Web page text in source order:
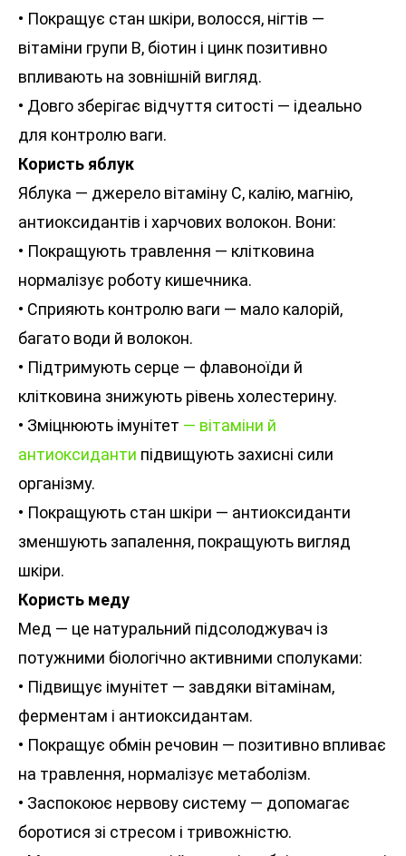
• Покращує стан шкіри, волосся, нігтів —
вітаміни групи В, біотин і цинк позитивно
впливають на зовнішній вигляд.
• Довго зберігає відчуття ситості — ідеально
для контролю ваги.
Користь яблук
Яблука — джерело вітаміну С, калію, магнію,
антиоксидантів і харчових волокон. Вони:
• Покращують травлення — клітковина
нормалізує роботу кишечника.
• Сприяють контролю ваги — мало калорій,
багато води й волокон.
• Підтримують серце — флавоноїди й
клітковина знижують рівень холестерину.
• Зміцнюють імунітет — вітаміни й
антиоксиданти підвищують захисні сили
організму.
• Покращують стан шкіри — антиоксиданти
зменшують запалення, покращують вигляд
шкіри.
Користь меду
Мед — це натуральний підсолоджувач із
потужними біологічно активними сполуками:
• Підвищує імунітет — завдяки вітамінам,
ферментам і антиоксидантам.
• Покращує обмін речовин — позитивно впливає
на травлення, нормалізує метаболізм.
• Заспокоює нервову систему — допомагає
боротися зі стресом і тривожністю.